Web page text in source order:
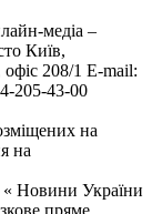
медіа –
Київ,
208/1 E-mail:
205-43-00
на
на
« Новини України